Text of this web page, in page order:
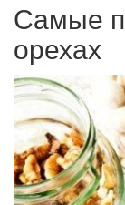
Самые
орехах